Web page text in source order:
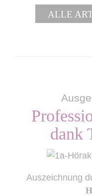
ALLE
dank
Auszeichnung